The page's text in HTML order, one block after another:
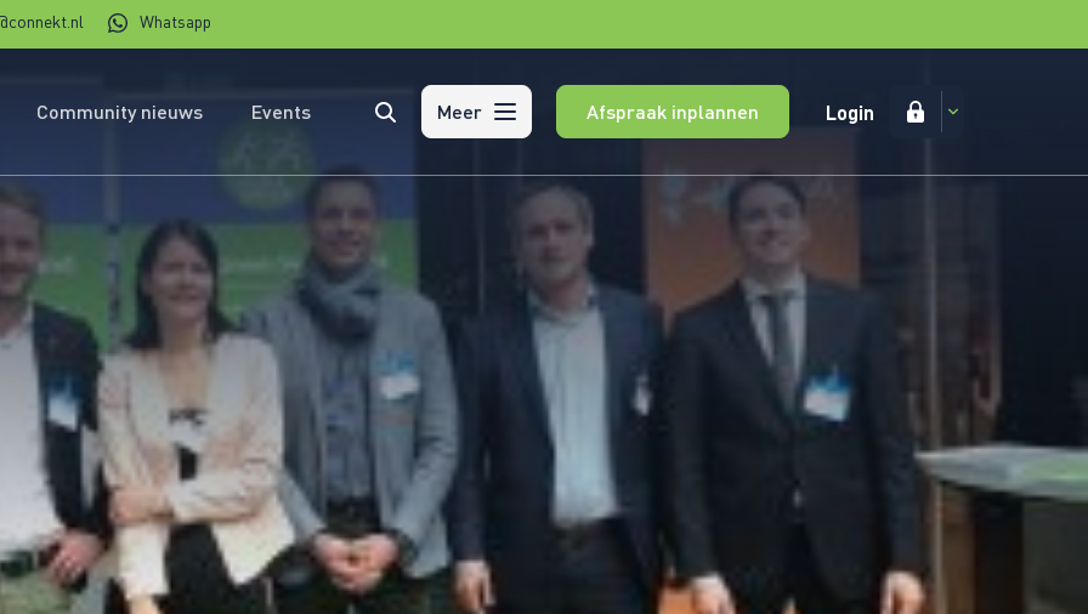
Whatsapp
Community nieuws EventsZoeken Meer Afspraak inplannen Login